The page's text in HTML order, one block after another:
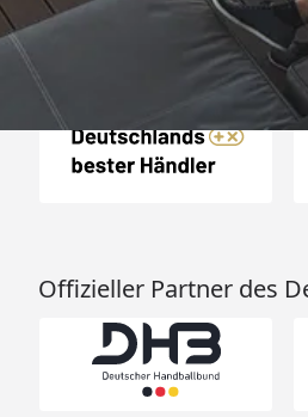
Auszeichnungen
Offizieller Partner des